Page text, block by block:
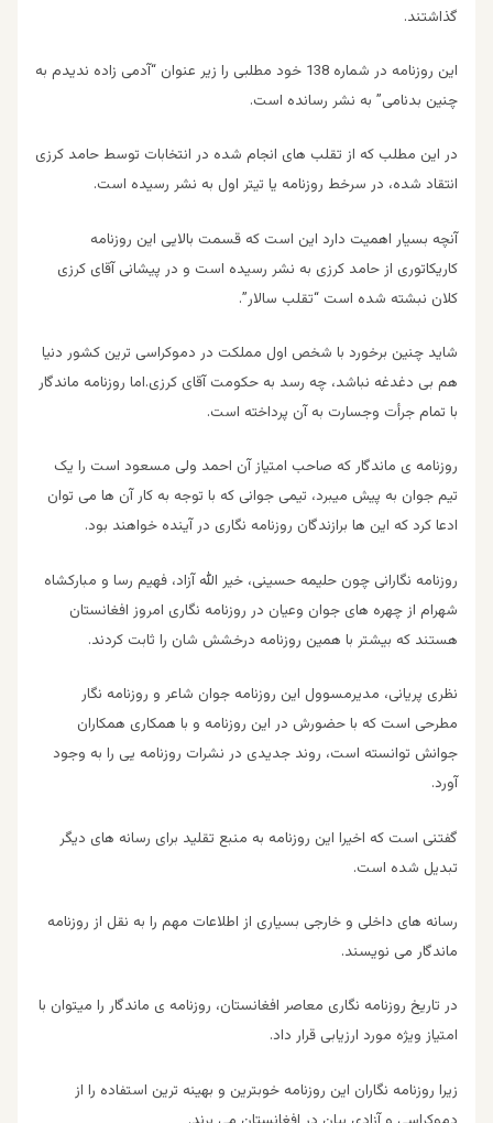
گذاشتند.
این روزنامه در شماره 138 خود مطلبی را زیر عنوان “آدمی زاده ندیدم به
چنین بدنامی” به نشر رسانده است.
در این مطلب که از تقلب های انجام شده در انتخابات توسط حامد کرزی
انتقاد شده، در سرخط روزنامه یا تیتر اول به نشر رسیده است.
آنچه بسیار اهمیت دارد این است که قسمت بالایی این روزنامه
کاریکاتوری از حامد کرزی به نشر رسیده است و در پیشانی آقای کرزی
کلان نبشته شده است “تقلب سالار”.
شاید چنین برخورد با شخص اول مملکت در دموکراسی ترین کشور دنیا
هم بی دغدغه نباشد، چه رسد به حکومت آقای کرزی.اما روزنامه ماندگار
با تمام جرأت وجسارت به آن پرداخته است.
روزنامه ی ماندگار که صاحب امتیاز آن احمد ولی مسعود است را یک
تیم جوان به پیش میبرد، تیمی جوانی که با توجه به کار آن ها می توان
ادعا کرد که این ها برازندگان روزنامه نگاری در آینده خواهند بود.
روزنامه نگارانی چون حلیمه حسینی، خیر الله آزاد، فهیم رسا و مبارکشاه
شهرام از چهره های جوان وعیان در روزنامه نگاری امروز افغانستان
هستند که بیشتر با همین روزنامه درخشش شان را ثابت کردند.
نظری پریانی، مدیرمسوول این روزنامه جوان شاعر و روزنامه نگار
مطرحی است که با حضورش در این روزنامه و با همکاری همکاران
جوانش توانسته است، روند جدیدی در نشرات روزنامه یی را به وجود
آورد.
گفتنی است که اخیرا این روزنامه به منبع تقلید برای رسانه های دیگر
تبدیل شده است.
رسانه های داخلی و خارجی بسیاری از اطلاعات مهم را به نقل از روزنامه
ماندگار می نویسند.
در تاریخ روزنامه نگاری معاصر افغانستان، روزنامه ی ماندگار را میتوان با
امتیاز ویژه مورد ارزیابی قرار داد.
زیرا روزنامه نگاران این روزنامه خوبترین و بهینه ترین استفاده را از